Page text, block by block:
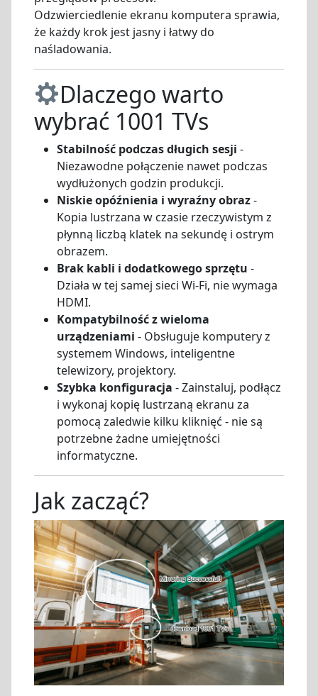
Odzwierciedlenie ekranu komputera sprawia,
że każdy krok jest jasny i łatwy do
naśladowania.
Dlaczego warto
wybrać 1001 TVs
Stabilność podczas długich sesji -
Niezawodne połączenie nawet podczas
wydłużonych godzin produkcji.
Niskie opóźnienia i wyraźny obraz-
Kopia lustrzana w czasie rzeczywistym z
płynną liczbą klatek na sekundę i ostrym
obrazem.
Brak kabli i dodatkowego sprzętu -
Działa w tej samej sieci Wi-Fi, nie wymaga
HDMI.
Kompatybilność z wieloma
urządzeniami - Obsługuje komputery z
systemem Windows, inteligentne
telewizory, projektory.
Szybka konfiguracja - Zainstaluj, podłącz
i wykonaj kopię lustrzaną ekranu za
pomocą zaledwie kilku kliknięć - nie są
potrzebne żadne umiejętności
informatyczne.
Jak zacząć?